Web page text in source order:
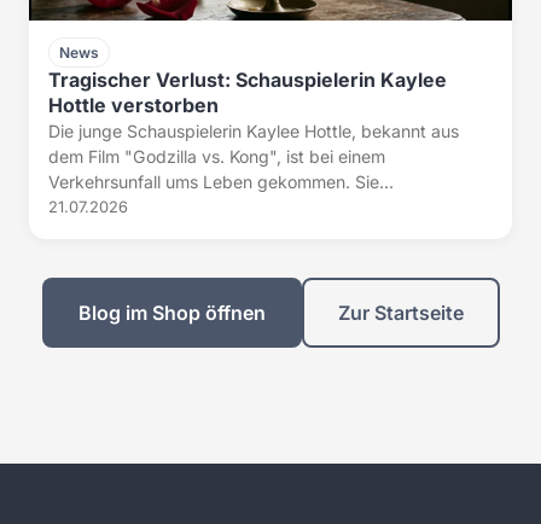
News
Tragischer Verlust: Schauspielerin Kaylee
Hottle verstorben
Die junge Schauspielerin Kaylee Hottle, bekannt aus
dem Film "Godzilla vs. Kong", ist bei einem
Verkehrsunfall ums Leben gekommen. Sie...
21.07.2026
Blog im Shop öffnen Zur Startseite